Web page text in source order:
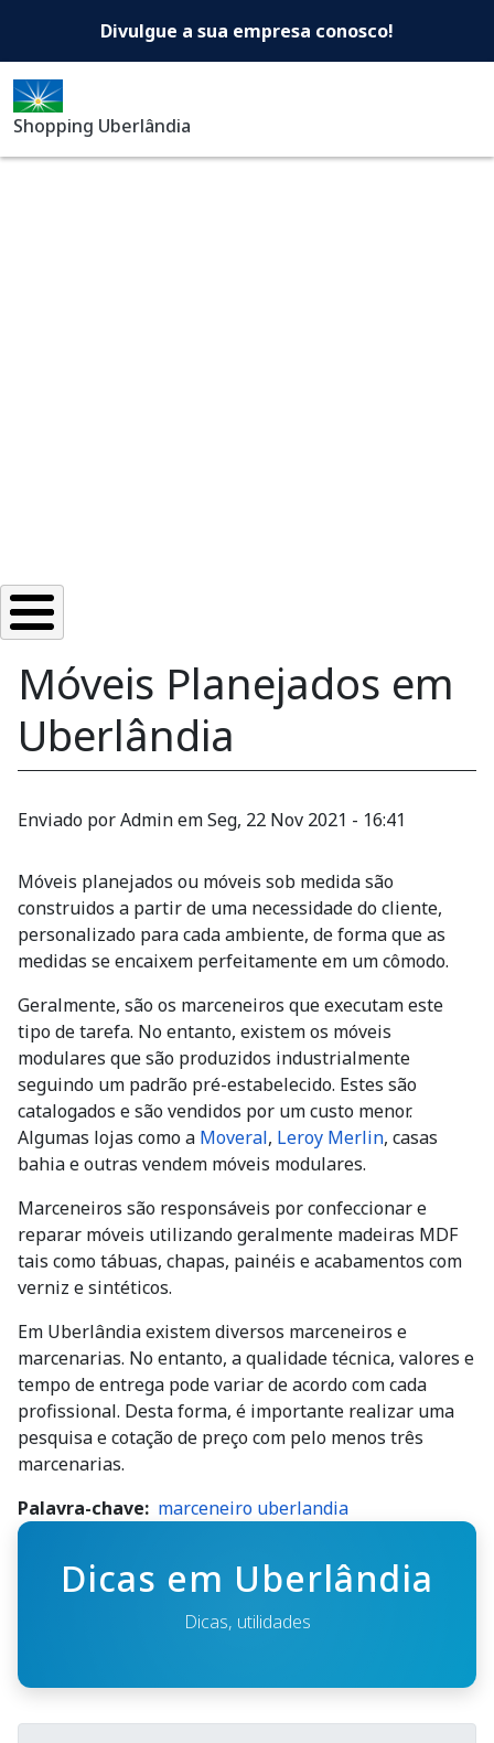
Shopping Uberlândia -
Divulgue a sua empresa conosco!
Shopping Uberlândia
Móveis Planejados em
Uberlândia
Enviado porAdminemSeg, 22 Nov 2021 - 16:41
Móveis planejados ou móveis sob medida são
construidos a partir de uma necessidade do cliente,
personalizado para cada ambiente, de forma que as
medidas se encaixem perfeitamente em um cômodo.
Geralmente, são os marceneiros que executam este
tipo de tarefa. No entanto, existem os móveis
modulares que são produzidos industrialmente
seguindo um padrão pré-estabelecido. Estes são
catalogados e são vendidos por um custo menor.
Algumas lojas como a Moveral, Leroy Merlin, casas
bahia e outras vendem móveis modulares.
Marceneiros são responsáveis por confeccionar e
reparar móveis utilizando geralmente madeiras MDF
tais como tábuas, chapas, painéis e acabamentos com
verniz e sintéticos.
Em Uberlândia existem diversos marceneiros e
marcenarias. No entanto, a qualidade técnica, valores e
tempo de entrega pode variar de acordo com cada
profissional. Desta forma, é importante realizar uma
pesquisa e cotação de preço com pelo menos três
marcenarias.
Palavra-chave
marceneiro uberlandia
Dicas em Uberlândia
Dicas, utilidades